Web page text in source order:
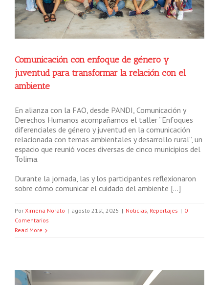
Comunicación con enfoque de género y
juventud para transformar la relación con el
ambiente
En alianza con la FAO, desde PANDI, Comunicación y
Derechos Humanos acompañamos el taller “Enfoques
diferenciales de género y juventud en la comunicación
relacionada con temas ambientales y desarrollo rural”, un
espacio que reunió voces diversas de cinco municipios del
Tolima.
Durante la jornada, las y los participantes reflexionaron
sobre cómo comunicar el cuidado del ambiente […]
Por Ximena Norato | agosto 21st, 2025 | Noticias, Reportajes | 0
Comentarios
Read More